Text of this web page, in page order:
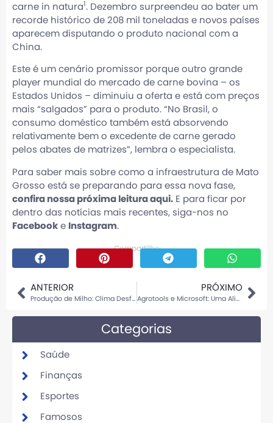
carne in natura1 . Dezembro surpreendeu ao bater um
recorde histórico de 208 mil toneladas e novos países
aparecem disputando o produto nacional com a
China.
Este é um cenário promissor porque outro grande
player mundial do mercado de carne bovina – os
Estados Unidos – diminuiu a oferta e está com preços
mais “salgados” para o produto. “No Brasil, o
consumo doméstico também está absorvendo
relativamente bem o excedente de carne gerado
pelos abates de matrizes”, lembra o especialista.
Para saber mais sobre como a infraestrutura de Mato
Grosso está se preparando para essa nova fase,
confira nossa próxima leitura aqui. E para ficar por
dentro das notícias mais recentes, siga-nos no
Facebook e Instagram.
Compartilhe
ANTERIOR
Produção de Milho: Clima Desfavorável Impacta Colheita
PRÓXIMO
Agrotools e Microsoft: Uma Aliança Poderosa
Categorias
Saúde
Finanças
Esportes
Famosos